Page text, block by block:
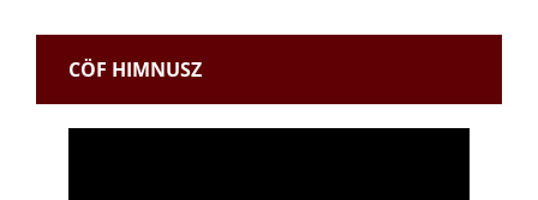
CÖF HIMNUSZ